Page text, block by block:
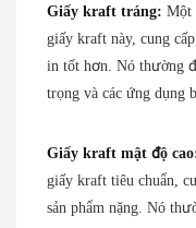
Giấy kraft tráng:Một
giấy kraft này, cung
in tốt hơn. Nó thường
trọng và các ứng dụng
Giấy kraft mật độ
giấy kraft tiêu chuẩn,
sản phẩm nặng. Nó